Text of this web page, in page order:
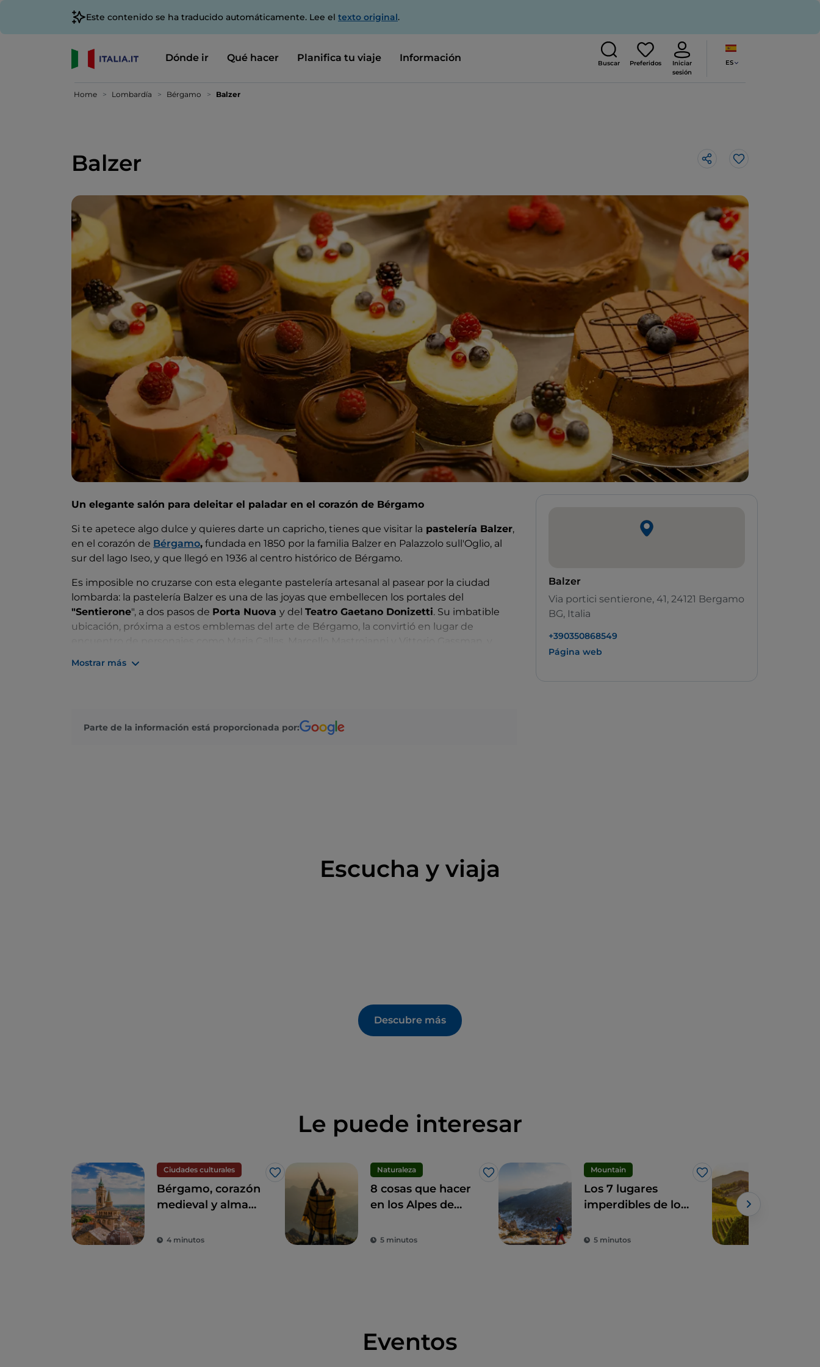
Este contenido se ha traducido automáticamente. Lee el texto original.
Dónde ir Qué hacer Planifica tu viaje Información Buscar Preferidos
Iniciar
sesión
ES
Home Lombardía Bérgamo Balzer
Balzer Me gusta
Un elegante salón para deleitar el paladar en el corazón de Bérgamo
Si te apetece algo dulce y quieres darte un capricho, tienes que visitar la pastelería Balzer,
en el corazón de Bérgamo, fundada en 1850 por la familia Balzer en Palazzolo sull'Oglio, al
sur del lago Iseo, y que llegó en 1936 al centro histórico de Bérgamo.
Es imposible no cruzarse con esta elegante pastelería artesanal al pasear por la ciudad
lombarda: la pastelería Balzer es una de las joyas que embellecen los portales del
"Sentierone", a dos pasos de Porta Nuova y del Teatro Gaetano Donizetti. Su imbatible
ubicación, próxima a estos emblemas del arte de Bérgamo, la convirtió en lugar de
reinterpretación del clásico plato bergamasco.
Mostrar más
Parte de la información está proporcionada por:
Balzer
Via portici sentierone, 41, 24121 Bergamo
BG, Italia
+390350868549
Página web
Escucha y viaja
Descubre más
Le puede interesar
Ciudades culturales
Me gusta
Bérgamo, corazón
medieval y alma
4 minutos
Naturaleza
Me gusta
8 cosas que hacer
en los Alpes de
su belleza
5 minutos
Mountain
Me gusta
Los 7 lugares
imperdibles de los
Bergamascos
5 minutos
Eventos